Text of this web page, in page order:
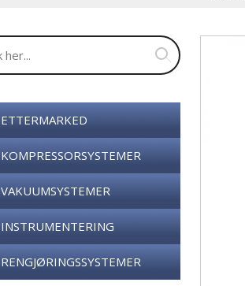
ETTERMARKED
KOMPRESSORSYSTEMER
VAKUUMSYSTEMER
INSTRUMENTERING
RENGJØRINGSSYSTEMER